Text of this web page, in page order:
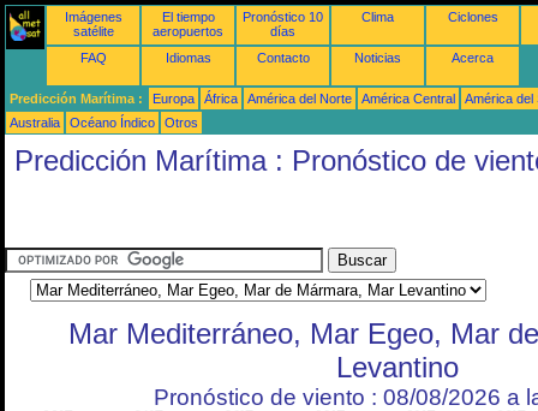
Imágenes
satélite
El tiempo
aeropuertos
Pronóstico 10
días
Clima Ciclones
FAQ Idiomas Contacto Noticias Acerca
Predicción Marítima : Europa África América del Norte América Central
América del
Australia
Océano Índico Otros
Predicción Marítima : Pronóstico de
Mar Mediterráneo, Mar Egeo, Mar
Levantino
Pronóstico de viento : 08/08/2026 a